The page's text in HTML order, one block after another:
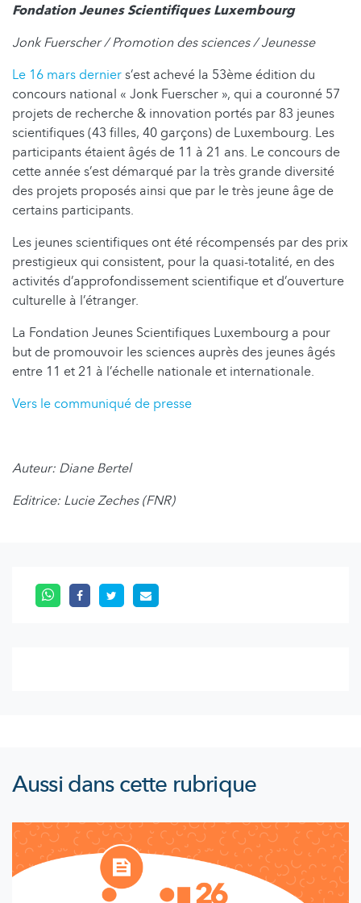
Fondation Jeunes Scientifiques Luxembourg
Jonk Fuerscher / Promotion des sciences / Jeunesse
Le 16 mars derniers’est achevé la 53ème édition du
concours national « Jonk Fuerscher », qui a couronné 57
projets de recherche & innovation portés par 83 jeunes
scientifiques (43 filles, 40 garçons) de Luxembourg. Les
participants étaient âgés de 11 à 21 ans. Le concours de
cette année s’est démarqué par la très grande diversité
des projets proposés ainsi que par le très jeune âge de
certains participants.
Les jeunes scientifiques ont été récompensés par des prix
prestigieux qui consistent, pour la quasi-totalité, en des
activités d’approfondissement scientifique et d’ouverture
culturelle à l’étranger.
La Fondation Jeunes Scientifiques Luxembourg a pour
but de promouvoir les sciences auprès des jeunes âgés
entre 11 et 21 à l’échelle nationale et internationale.
Vers le communiqué de presse
Auteur: Diane Bertel
Editrice: Lucie Zeches (FNR)
Aussi dans cette rubrique